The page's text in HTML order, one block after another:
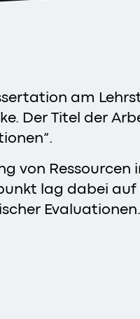
am
Der Titel der
von Ressourcen
lag dabei auf
Evaluationen.